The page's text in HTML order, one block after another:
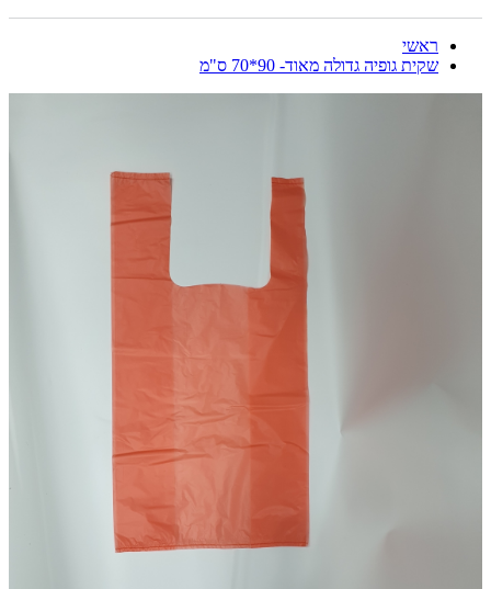
ראשי
שקית גופיה גדולה מאוד- 90*70 ס"מ